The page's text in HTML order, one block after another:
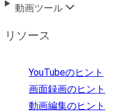
動画ツール
リソース
YouTubeのヒント
画面録画のヒント
動画編集のヒント